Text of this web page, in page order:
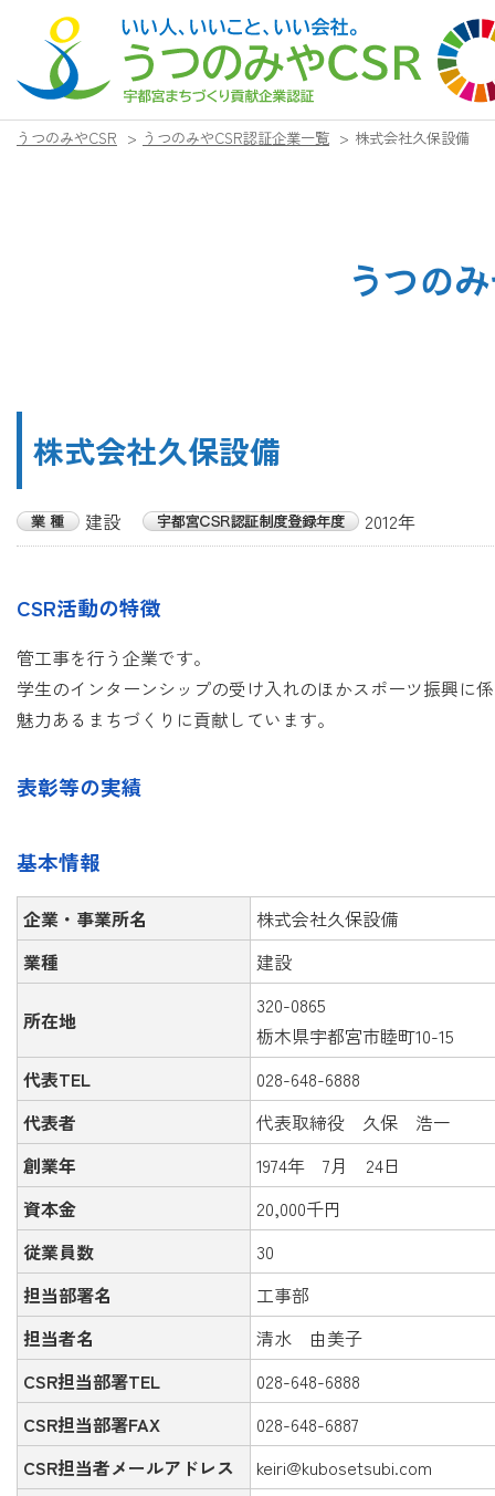
うつのみやCSR > うつのみやCSR認証企業一覧 > 株式会社久保設備
うつの
株式会社久保設備
建設 2012年
CSR活動の特徴
管工事を行う企業です。
学生のインターンシップの受け入れのほかスポーツ振興に
魅力あるまちづくりに貢献しています。
表彰等の実績
基本情報
企業・事業所名
株式会社久保設備
業種
建設
所在地
320-0865
栃木県宇都宮市睦町10-15
代表TEL
028-648-6888
代表者
代表取締役 久保 浩一
創業年
1974年 7月 24日
資本金
20,000千円
従業員数
30
担当部署名
工事部
担当者名
清水 由美子
CSR担当部署TEL
028-648-6888
CSR担当部署FAX
028-648-6887
CSR担当者メールアドレス
keiri@kubosetsubi.com